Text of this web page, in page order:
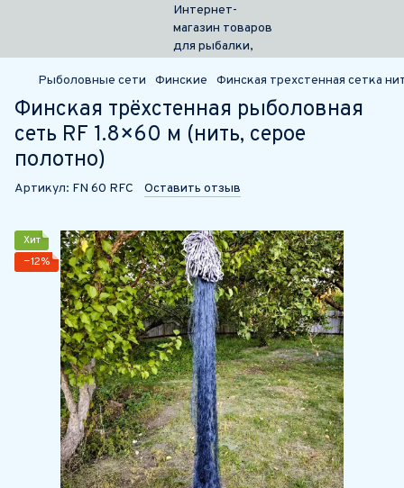
Рыболовные сети Финские Финская трехстенная сетка
Финская трёхстенная рыболовная
сеть RF 1.8×60 м (нить, серое
полотно)
Артикул: FN 60 RFС Оставить отзыв
Хит
−12%